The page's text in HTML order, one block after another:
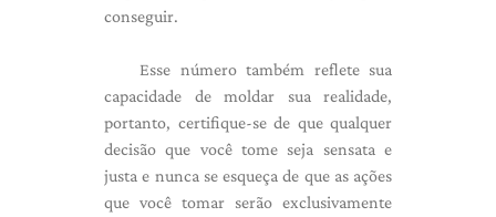
conseguir.
Esse número também reflete sua
capacidade de moldar sua realidade,
portanto, certifique-se de que qualquer
decisão que você tome seja sensata e
justa e nunca se esqueça de que as ações
que você tomar serão exclusivamente